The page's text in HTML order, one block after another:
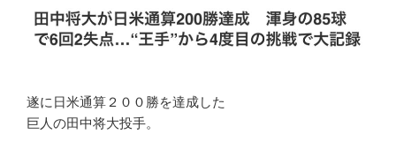
遂に日米通算２００勝を達成した
巨人の田中将大投手。